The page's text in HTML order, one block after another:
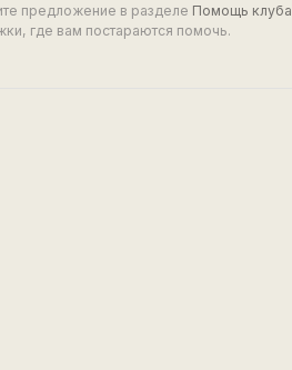
предложение в разделе Помощь клуба
где вам постараются помочь.